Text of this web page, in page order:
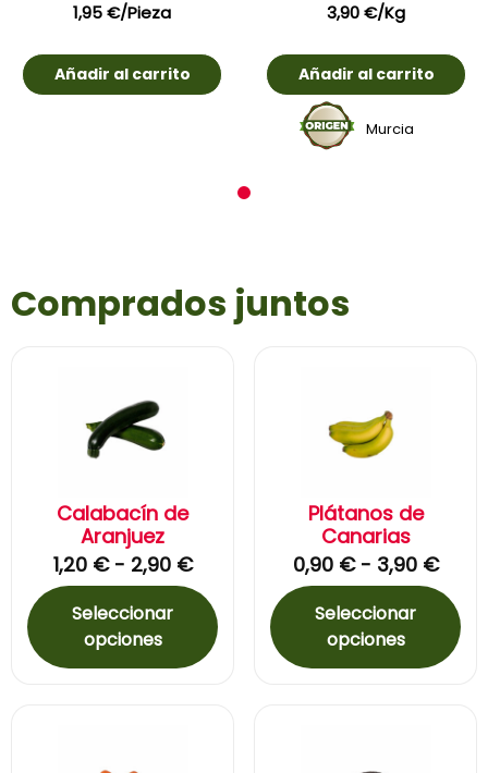
1,95€/Pieza
Añadir al carrito
3,90€/Kg
Añadir al carrito
Murcia
Comprados juntos
Calabacín de
Aranjuez
1,20 € - 2,90 €
Seleccionar
opciones
Plátanos de
Canarias
0,90 € - 3,90 €
Seleccionar
opciones